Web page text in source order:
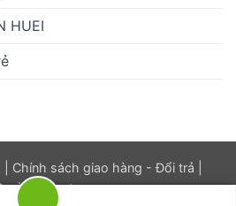
HUEI
Chính sách giao hàng - Đổi trả
riêng tư